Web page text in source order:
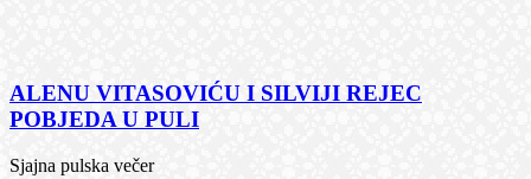
ALENU VITASOVIĆU I SILVIJI REJEC
POBJEDA U PULI
Sjajna pulska večer